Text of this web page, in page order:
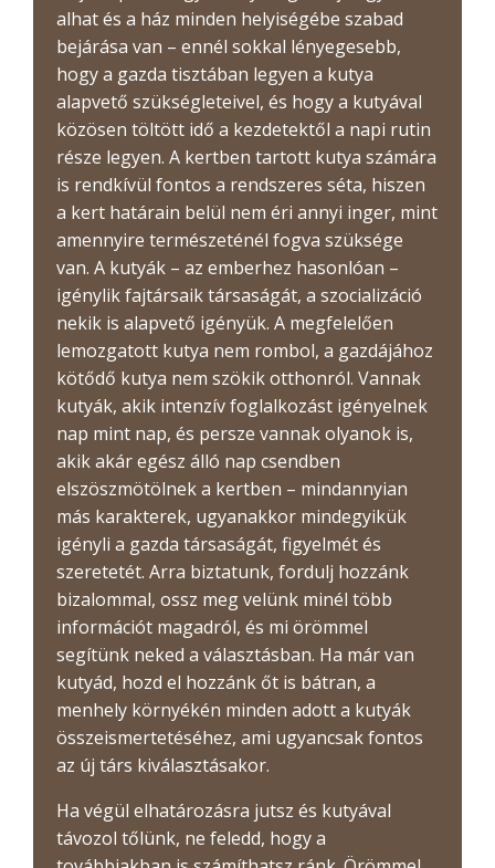
alhat és a ház minden helyiségébe szabad
bejárása van – ennél sokkal lényegesebb,
hogy a gazda tisztában legyen a kutya
alapvető szükségleteivel, és hogy a kutyával
közösen töltött idő a kezdetektől a napi rutin
része legyen. A kertben tartott kutya számára
is rendkívül fontos a rendszeres séta, hiszen
a kert határain belül nem éri annyi inger, mint
amennyire természeténél fogva szüksége
van. A kutyák – az emberhez hasonlóan –
igénylik fajtársaik társaságát, a szocializáció
nekik is alapvető igényük. A megfelelően
lemozgatott kutya nem rombol, a gazdájához
kötődő kutya nem szökik otthonról. Vannak
kutyák, akik intenzív foglalkozást igényelnek
nap mint nap, és persze vannak olyanok is,
akik akár egész álló nap csendben
elszöszmötölnek a kertben – mindannyian
más karakterek, ugyanakkor mindegyikük
igényli a gazda társaságát, figyelmét és
szeretetét. Arra biztatunk, fordulj hozzánk
bizalommal, ossz meg velünk minél több
információt magadról, és mi örömmel
segítünk neked a választásban. Ha már van
kutyád, hozd el hozzánk őt is bátran, a
menhely környékén minden adott a kutyák
összeismertetéséhez, ami ugyancsak fontos
az új társ kiválasztásakor.
Ha végül elhatározásra jutsz és kutyával
távozol tőlünk, ne feledd, hogy a